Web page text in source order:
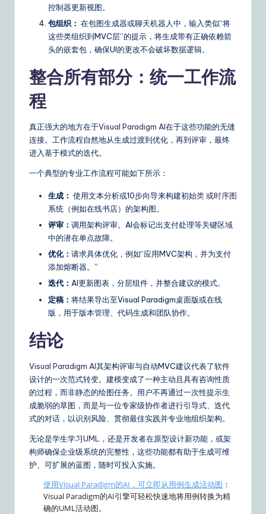
控制器更新视图。
包组织： 在包图生成器或聊天机器人中，输入类似“将
这些类组织到MVC层”的提示，将生成带有正确依赖箭
头的嵌套包，确保UI的更改不会破坏数据逻辑。
整合所有部分：统一工作流
程
真正强大的地方在于Visual Paradigm AI在于这些功能的无缝
连接。工作流程自然地从生成过渡到优化，再到评审，最终
进入基于模式的迭代。
一个典型的专业工作流程可能如下所示：
生成： 使用文本分析或10步向导来构建初始类或时序图
系统（例如在线书店）的架构图。
评审： 调用架构评审。AI会标记出支付处理等关键区域
中的潜在单点故障。
优化： 请求具体优化，例如“应用MVC架构，并为支付
添加熔断器。”
迭代： AI更新图表，分层组件，并整合建议的模式。
定稿： 将结果导出至Visual Paradigm桌面版或在线
版，用于版本管理、代码生成和团队协作。
结论
Visual Paradigm AI其架构评审与自动MVC建议代表了软件
设计的一次范式转变。建模变成了一种主动且具有咨询性质
的过程，而非静态的绘图任务。用户不再通过一次性提示生
成脆弱的草图，而是与一位专家级协作者进行引导式、迭代
式的对话，以识别风险、贯彻最佳实践并专业地组织架构。
无论是学生学习UML
，还是开发者在原型设计新功能，或架
构师确保企业级系统的完整性，这些功能都有助于生成可维
护、可扩展的蓝图，随时可投入实施。
使用Visual Paradigm的AI，可立即从用例生成活动图 ：
Visual Paradigm的AI引擎可轻松快速地将用例转换为精
确的UML活动图。